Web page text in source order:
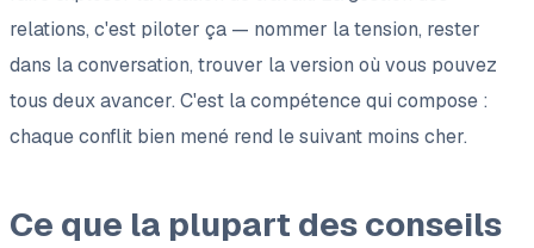
relations, c'est piloter ça — nommer la tension, rester
dans la conversation, trouver la version où vous pouvez
tous deux avancer. C'est la compétence qui compose :
chaque conflit bien mené rend le suivant moins cher.
Ce que la plupart des conseils